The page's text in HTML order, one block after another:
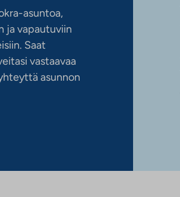
asuntoa,
ja vapautuviin
Saat
vastaavaa
asunnon